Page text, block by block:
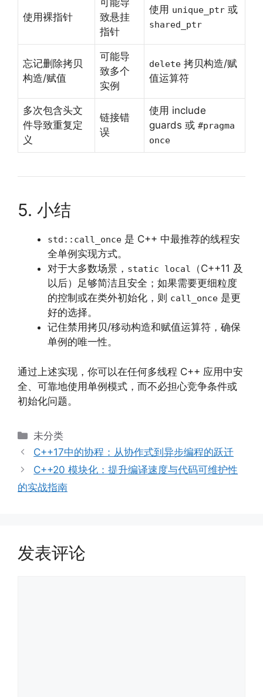
使用裸指针
可能导
致悬挂
指针
使用 unique_ptr 或
shared_ptr
忘记删除拷贝
构造/赋值
可能导
致多个
实例
delete 拷贝构造/赋
值运算符
多次包含头文
件导致重复定
义
链接错
误
使用 include
guards 或 #pragma
once
5. 小结
std::call_once 是 C++ 中最推荐的线程安
全单例实现方式。
对于大多数场景， static local
（C++11 及
以后）足够简洁且安全；如果需要更细粒度
的控制或在类外初始化，则 call_once 是更
好的选择。
记住禁用拷贝/移动构造和赋值运算符，确保
单例的唯一性。
通过上述实现，你可以在任何多线程 C++ 应用中安
全、可靠地使用单例模式，而不必担心竞争条件或
初始化问题。
分
类
未分类
C++17中的协程：从协作式到异步编程的跃迁
C++20 模块化：提升编译速度与代码可维护性
的实战指南
发表评论